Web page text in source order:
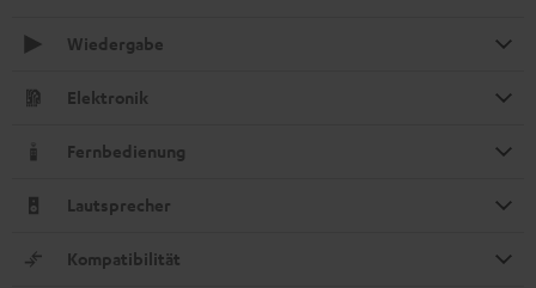
Wiedergabe
Elektronik
Fernbedienung
Lautsprecher
Kompatibilität